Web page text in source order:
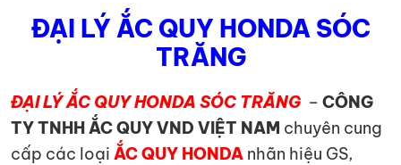
ĐẠI LÝ ẮC QUY HONDA SÓC
TRĂNG
ĐẠI LÝ ẮC QUY HONDA SÓC TRĂNG – CÔNG
TY TNHH ẮC QUY VND VIỆT NAM chuyên cung
cấp các loại ẮC QUY HONDA nhãn hiệu GS,